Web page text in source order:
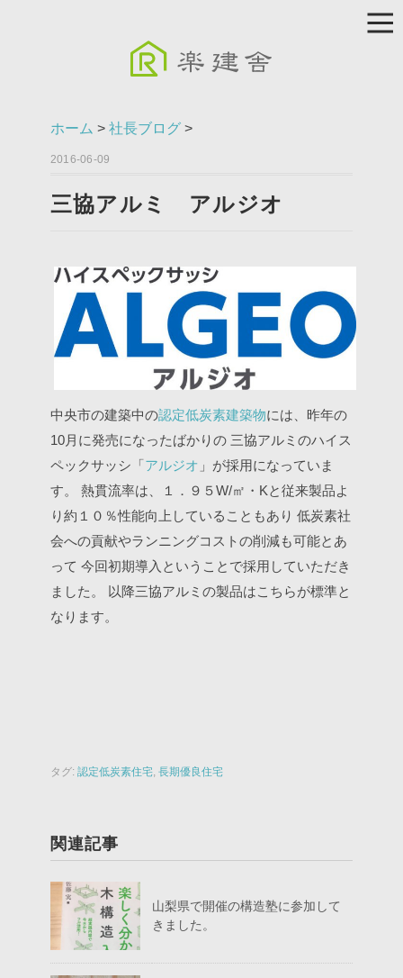
ホーム > 社長ブログ >
2016-06-09
三協アルミ アルジオ
中央市の建築中の認定低炭素建築物には、昨年の
10月に発売になったばかりの 三協アルミのハイス
ペックサッシ「アルジオ 」が採用になっていま
す。
熱貫流率は、１．９５W/㎡・Kと従来製品よ
り約１０％性能向上していることもあり 低炭素社
会への貢献やランニングコストの削減も可能とあ
って 今回初期導入ということで採用していただき
ました。
以降三協アルミの製品はこちらが標準と
なります。
タグ: 認定低炭素住宅 長期優良住宅
関連記事
山梨県で開催の構造塾に参加して
きました。